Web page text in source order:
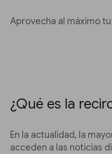
Aprovecha al máximo
¿Qué es la
En la actualidad, la
acceden a las noticias